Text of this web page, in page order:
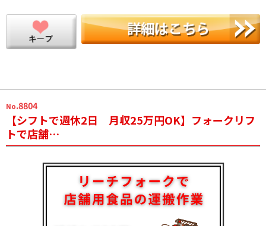
No.8804
【シフトで週休2日 月収25万円OK】フォークリフ
トで店舗…